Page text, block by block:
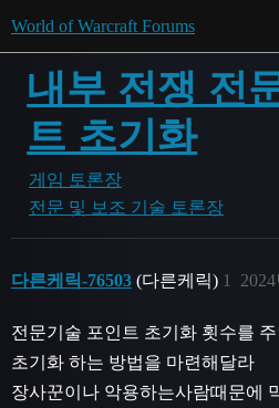
World of Warcraft Forums
내부 전쟁 전
트 초기화
게임 토론장
전문 및 보조 기술 토론장
다른케릭-76503 (다른케릭) 1
전문기술 포인트 초기화 횟수를
초기화 하는 방법을 마련해달라
장사꾼이나 악용하는사람때문에